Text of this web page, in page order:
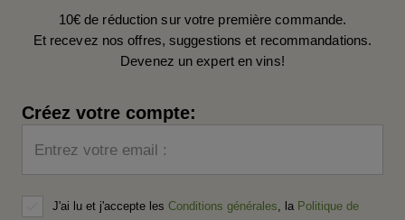
10€ de réduction sur votre première commande.
Et recevez nos offres, suggestions et recommandations.
Devenez un expert en vins!
Créez votre compte:
Entrez votre email :
J'ai lu et j'accepte les Conditions générales , la Politique de